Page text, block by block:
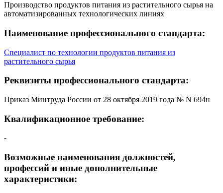
Производство продуктов питания из растительного сырья на
автоматизированных технологических линиях
Наименование профессионального стандарта:
Специалист по технологии продуктов питания из
растительного сырья
Реквизиты профессионального стандарта:
Приказ Минтруда России от 28 октября 2019 года № N 694н
Квалификационное требование:
-
Возможные наименования должностей,
профессий и иные дополнительные
характеристики: